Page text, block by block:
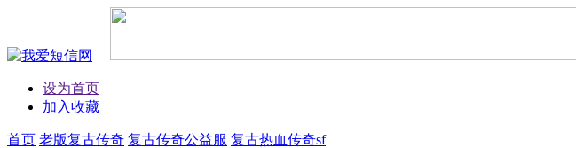
设为首页
加入收藏
首页 老版复古传奇 复古传奇公益服 复古热血传奇sf